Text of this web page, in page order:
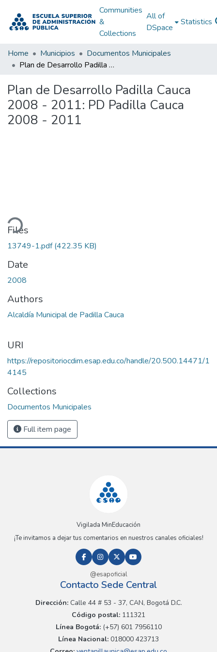
Communities
&
Collections
All of
DSpace
Statistics
Home Municipios
Documentos Municipales
Plan de Desarrollo Padilla Cauca 2008 - 2011: PD Padilla Cauca 2008 - 2011
Plan de Desarrollo Padilla Cauca
2008 - 2011: PD Padilla Cauca
2008 - 2011
Files
13749-1.pdf(422.35 KB)
Date
2008
Authors
Alcaldía Municipal de Padilla Cauca
URI
https://repositoriocdim.esap.edu.co/handle/20.500.14471/1
4145
Collections
Documentos Municipales
Full item page
Vigilada MinEducación
¡Te invitamos a dejar tus comentarios en nuestros canales oficiales!
@esapoficial
Contacto Sede Central
Dirección:Calle 44 # 53 - 37, CAN, Bogotá D.C.
Código postal: 111321
Línea Bogotá:(+57) 601 7956110
Línea Nacional: 018000 423713